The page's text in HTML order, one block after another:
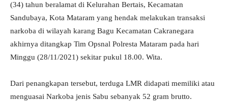
(34) tahun beralamat di Kelurahan Bertais, Kecamatan
Sandubaya, Kota Mataram yang hendak melakukan transaksi
narkoba di wilayah karang Bagu Kecamatan Cakranegara
akhirnya ditangkap Tim Opsnal Polresta Mataram pada hari
Minggu (28/11/2021) sekitar pukul 18.00. Wita.
Dari penangkapan tersebut, terduga LMR didapati memiliki atau
menguasai Narkoba jenis Sabu sebanyak 52 gram brutto.